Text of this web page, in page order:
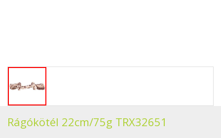
Rágókötél 22cm/75g TRX32651